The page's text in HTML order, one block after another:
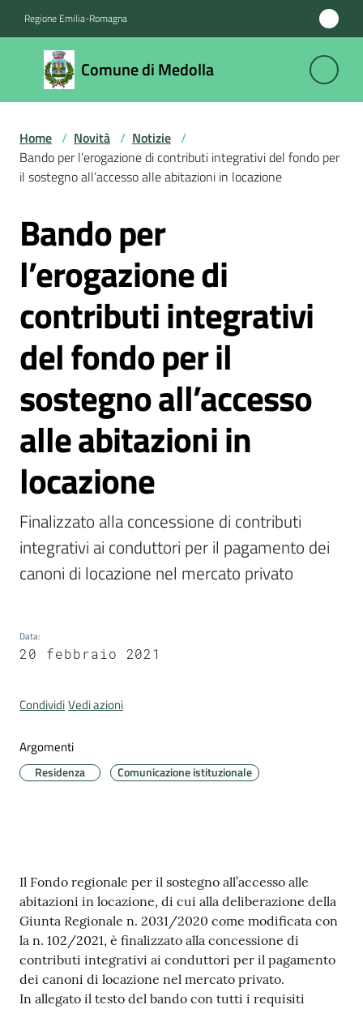
Regione Emilia-Romagna
Comune di Medolla
Comune
di
Medolla
Amministrazione
Novità
Menu selezionato
Servizi
Vivere
il
Comune
Portale
Associazioni
Newsletter
Prenota
appuntamento
telematico
SUE
Tutti
argomenti
Home / Novità / Notizie /
Bando per l’erogazione di contributi integrativi del fondo per
il sostegno all’accesso alle abitazioni in locazione
Salta al contenuto
Bando per
l’erogazione di
contributi integrativi
del fondo per il
sostegno all’accesso
alle abitazioni in
locazione
Finalizzato alla concessione di contributi
integrativi ai conduttori per il pagamento dei
canoni di locazione nel mercato privato
Data:
20 febbraio 2021
CondividiVedi azioni
Argomenti
Residenza Comunicazione istituzionale
Contenuto
Il Fondo regionale per il sostegno all’accesso alle
abitazioni in locazione, di cui alla deliberazione della
Giunta Regionale n. 2031/2020 come modificata con
la n. 102/2021, è finalizzato alla concessione di
contributi integrativi ai conduttori per il pagamento
dei canoni di locazione nel mercato privato.
In allegato il testo del bando con tutti i requisiti